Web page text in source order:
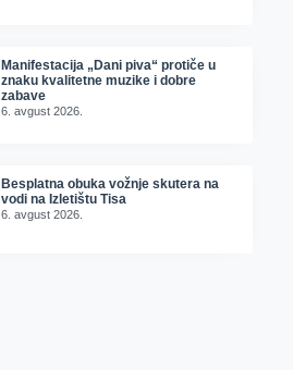
Manifestacija „Dani piva“ protiče u
znaku kvalitetne muzike i dobre
zabave
6. avgust 2026.
Besplatna obuka vožnje skutera na
vodi na Izletištu Tisa
6. avgust 2026.